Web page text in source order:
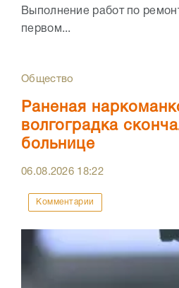
Выполнение работ по
первом...
Общество
Раненая
волгоградка
больнице
06.08.2026 18:22
Комментарии